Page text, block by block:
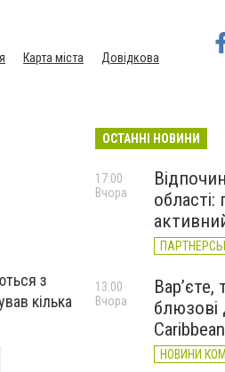
Карта міста Довідкова
з
кілька
ОСТАННІ НОВИНИ
області:
17:00
Вчора
Вар’єте,
НОВИНИ
13:00
Вчора